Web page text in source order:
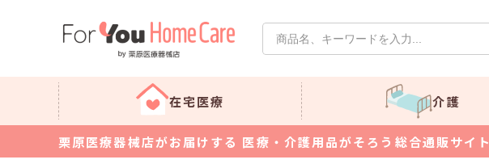
在宅医療 介護
栗原医療器械店がお届けする 医療・介護用品がそろう総合通販サイト